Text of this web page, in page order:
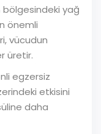
bölgesindeki yağ
önemli
vücudun
üretir.
egzersiz
etkisini
daha